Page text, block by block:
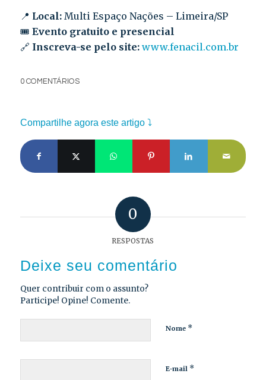
📍 Local:Multi Espaço Nações – Limeira/SP
🎟️ Evento gratuito e presencial
🔗 Inscreva-se pelo site: www.fenacil.com.br
0 COMENTÁRIOS
Compartilhe agora este artigo ⤵
0
RESPOSTAS
Deixe seu comentário
Quer contribuir com o assunto?
Participe! Opine! Comente.
Nome *
E-mail *